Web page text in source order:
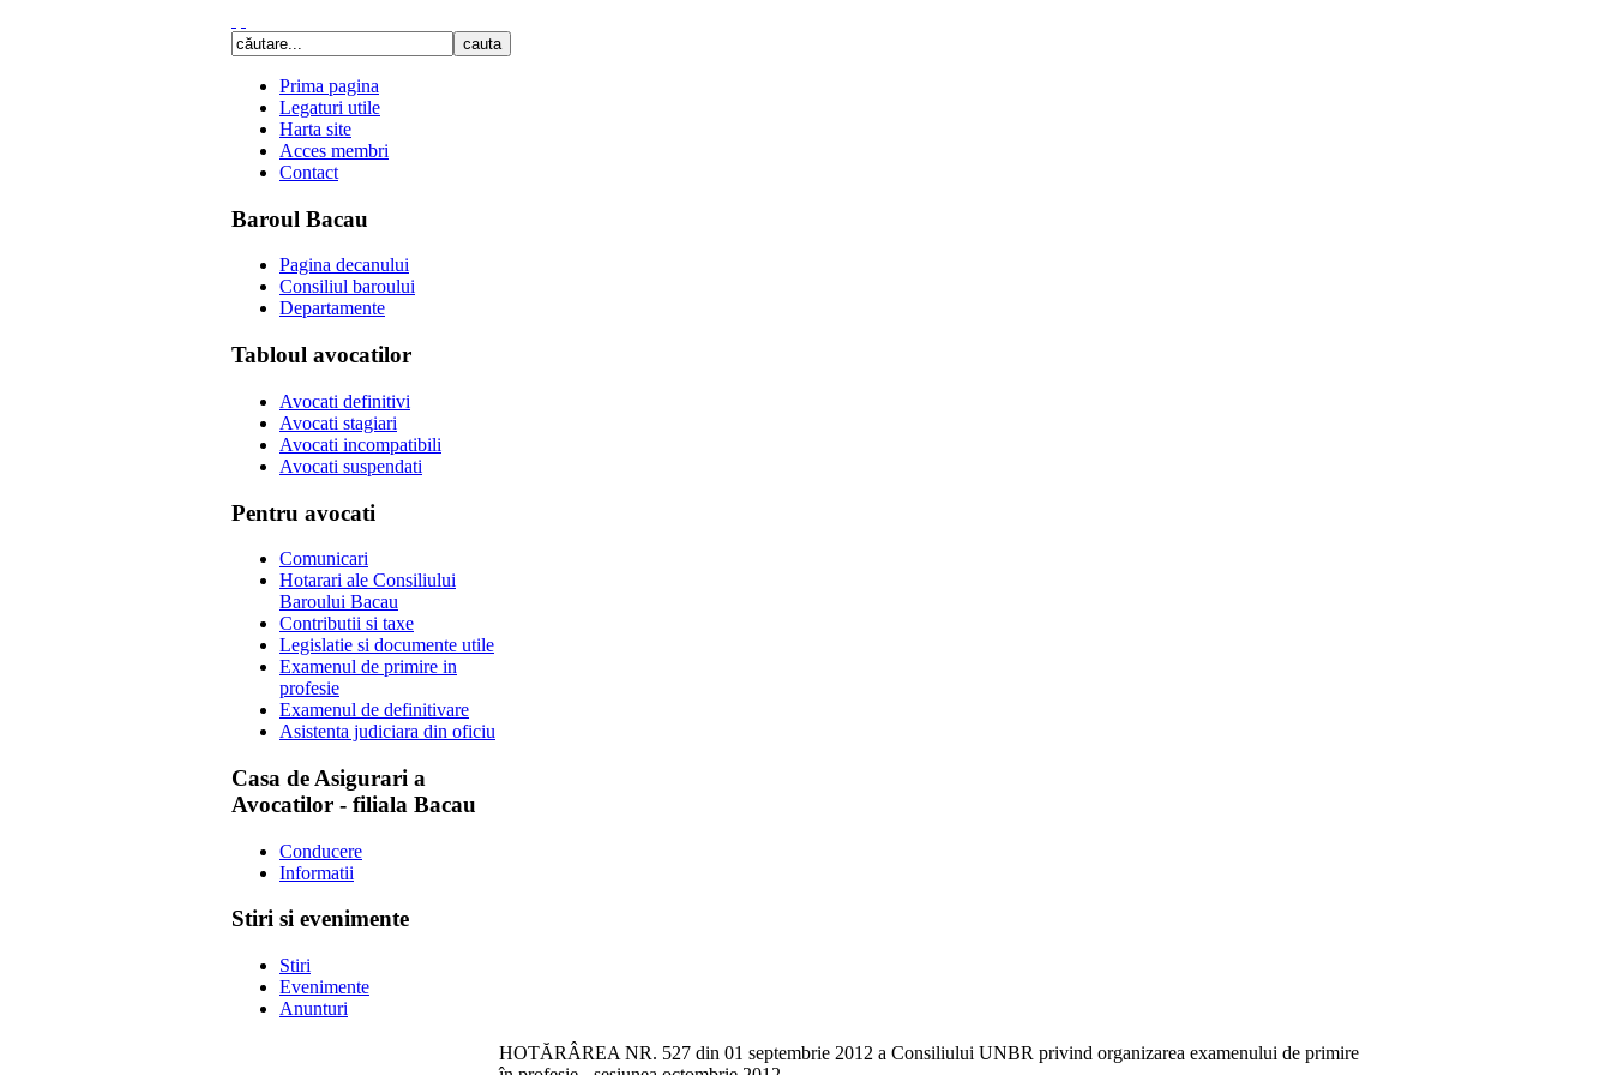
Prima pagina
Legaturi utile
Harta site
Acces membri
Contact
Baroul Bacau
Pagina decanului
Consiliul baroului
Departamente
Tabloul avocatilor
Avocati definitivi
Avocati stagiari
Avocati incompatibili
Avocati suspendati
Pentru avocati
Comunicari
Hotarari ale Consiliului
Baroului Bacau
Contributii si taxe
Legislatie si documente utile
Examenul de primire in
profesie
Examenul de definitivare
Asistenta judiciara din oficiu
Casa de Asigurari a
Avocatilor - filiala Bacau
Conducere
Informatii
Stiri si evenimente
Stiri
Evenimente
Anunturi
HOTĂRÂREA NR. 527 din 01 septembrie 2012 a Consiliului UNBR privind organizarea examenului de primire